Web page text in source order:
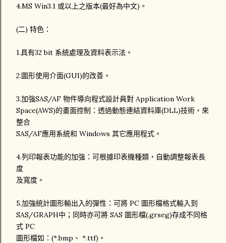
4.MS Win3.1 或以上之版本(最好為中文)。
(二) 特色：
1.具有32 bit 系統處理及資料表示法。
2.圖形使用介面(GUI)的改善。
3.加強SAS/AF 物件導向程式設計員對 Application Work
Space(AWS)的畫面控制：透過動態連結資料庫(DLL)技術，來
整合
SAS/AF應用系統和 Windows 其它應用程式。
4.列印報表功能的加強：可根據印表機種類，自動調整報表長
度
及寬度。
5.加強統計圖形輸出入的彈性：可將 PC 圖形檔格式輸入到
SAS/GRAPH中；同時亦可將 SAS 圖形檔(.grseg)存成不同格
式 PC
圖形檔如：(*.bmp、 *.ttf)。